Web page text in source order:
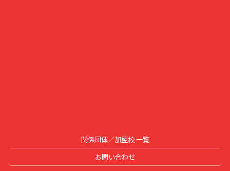
関係団体／加盟校 一覧
お問い合わせ